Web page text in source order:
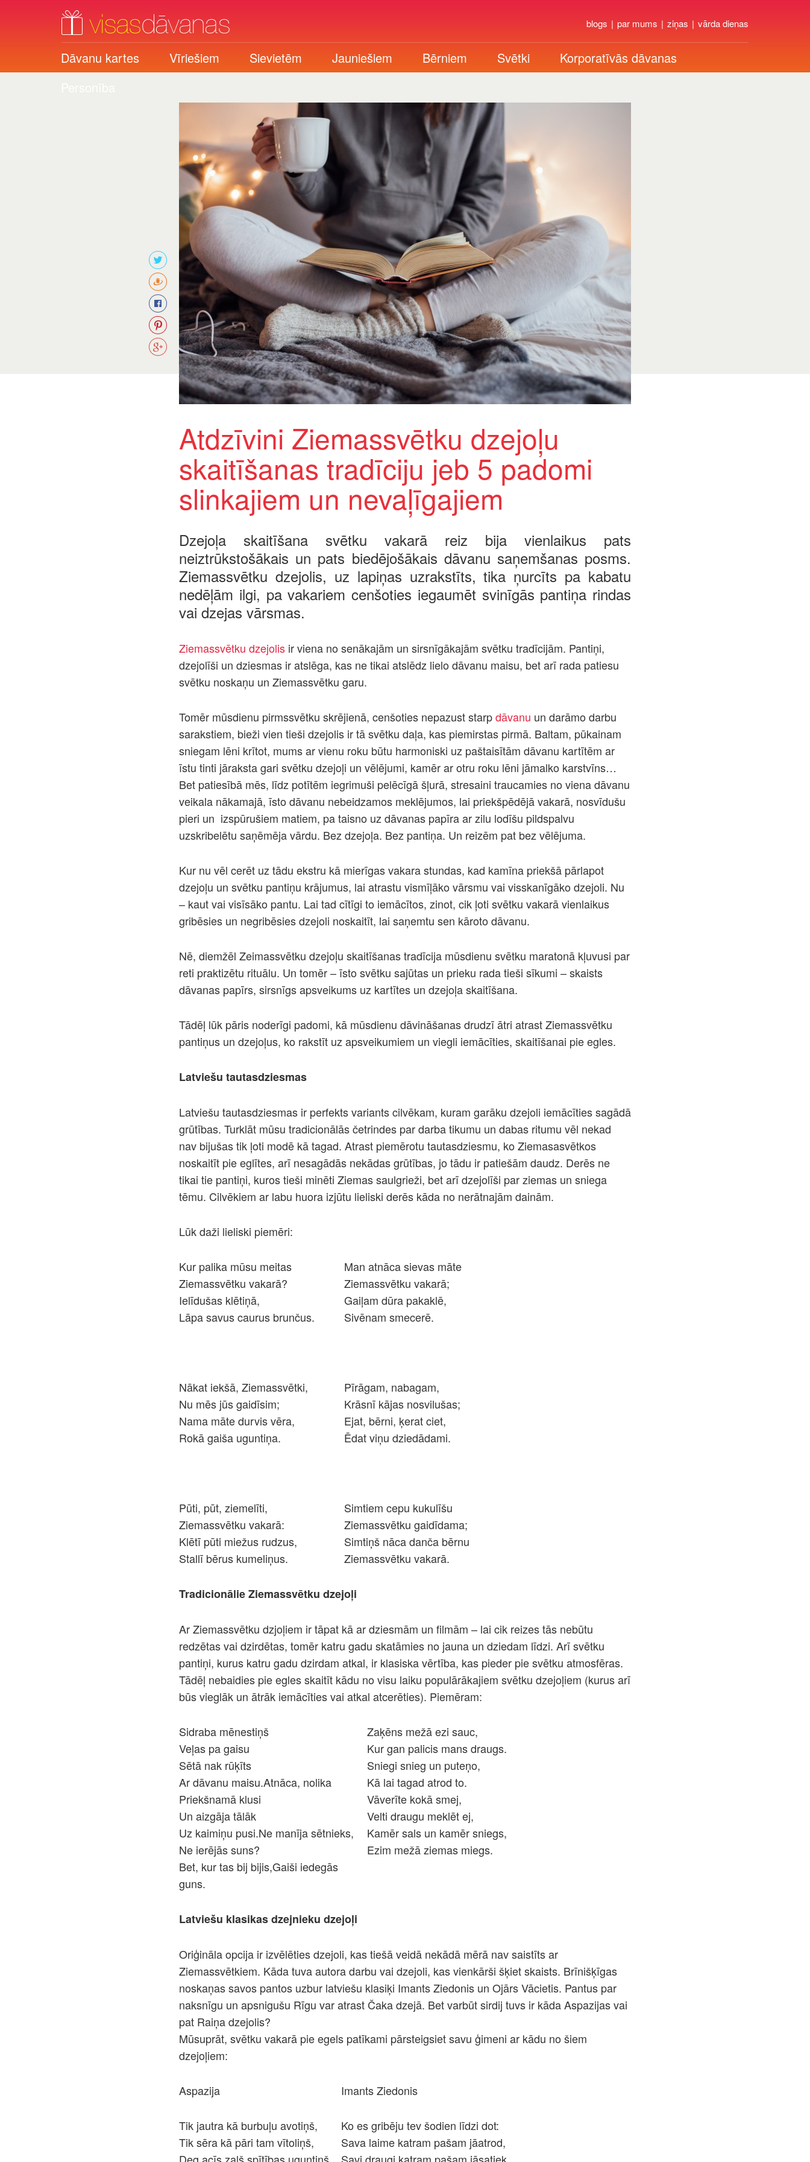
blogs par mums ziņas vārda dienas
Dāvanu kartes Vīriešiem Sievietēm Jauniešiem Bērniem Svētki
Korporatīvās dāvanas
Atdzīvini Ziemassvētku dzejoļu
skaitīšanas tradīciju jeb 5 padomi
slinkajiem un nevaļīgajiem
Dzejoļa skaitīšana svētku vakarā reiz bija vienlaikus pats
neiztrūkstošākais un pats biedējošākais dāvanu saņemšanas posms.
Ziemassvētku dzejolis, uz lapiņas uzrakstīts, tika ņurcīts pa kabatu
nedēļām ilgi, pa vakariem cenšoties iegaumēt svinīgās pantiņa rindas
vai dzejas vārsmas.
Ziemassvētku dzejolis ir viena no senākajām un sirsnīgākajām svētku tradīcijām. Pantiņi,
dzejolīši un dziesmas ir atslēga, kas ne tikai atslēdz lielo dāvanu maisu, bet arī rada patiesu
svētku noskaņu un Ziemassvētku garu.
Tomēr mūsdienu pirmssvētku skrējienā, cenšoties nepazust starpdāvanu un darāmo darbu
sarakstiem, bieži vien tieši dzejolis ir tā svētku daļa, kas piemirstas pirmā. Baltam, pūkainam
sniegam lēni krītot, mums ar vienu roku būtu harmoniski uz paštaisītām dāvanu kartītēm ar
īstu tinti jāraksta gari svētku dzejoļi un vēlējumi, kamēr ar otru roku lēni jāmalko karstvīns…
Bet patiesībā mēs, līdz potītēm iegrimuši pelēcīgā šļurā, stresaini traucamies no viena dāvanu
veikala nākamajā, īsto dāvanu nebeidzamos meklējumos, lai priekšpēdējā vakarā, nosvīdušu
pieri un izspūrušiem matiem, pa taisno uz dāvanas papīra ar zilu lodīšu pildspalvu
uzskribelētu saņēmēja vārdu. Bez dzejoļa. Bez pantiņa. Un reizēm pat bez vēlējuma.
Kur nu vēl cerēt uz tādu ekstru kā mierīgas vakara stundas, kad kamīna priekšā pārlapot
dzejoļu un svētku pantiņu krājumus, lai atrastu vismīļāko vārsmu vai visskanīgāko dzejoli. Nu
– kaut vai visīsāko pantu. Lai tad cītīgi to iemācītos, zinot, cik ļoti svētku vakarā vienlaikus
gribēsies un negribēsies dzejoli noskaitīt, lai saņemtu sen kāroto dāvanu.
Nē, diemžēl Zeimassvētku dzejoļu skaitīšanas tradīcija mūsdienu svētku maratonā kļuvusi par
reti praktizētu rituālu. Un tomēr – īsto svētku sajūtas un prieku rada tieši sīkumi – skaists
dāvanas papīrs, sirsnīgs apsveikums uz kartītes un dzejoļa skaitīšana.
Tādēļ lūk pāris noderīgi padomi, kā mūsdienu dāvināšanas drudzī ātri atrast Ziemassvētku
pantiņus un dzejoļus, ko rakstīt uz apsveikumiem un viegli iemācīties, skaitīšanai pie egles.
Latviešu tautasdziesmas
Latviešu tautasdziesmas ir perfekts variants cilvēkam, kuram garāku dzejoli iemācīties sagādā
grūtības. Turklāt mūsu tradicionālās četrindes par darba tikumu un dabas ritumu vēl nekad
nav bijušas tik ļoti modē kā tagad. Atrast piemērotu tautasdziesmu, ko Ziemasasvētkos
noskaitīt pie eglītes, arī nesagādās nekādas grūtības, jo tādu ir patiešām daudz. Derēs ne
tikai tie pantiņi, kuros tieši minēti Ziemas saulgrieži, bet arī dzejolīši par ziemas un sniega
tēmu. Cilvēkiem ar labu huora izjūtu lieliski derēs kāda no nerātnajām dainām.
Lūk daži lieliski piemēri:
Kur palika mūsu meitas
Ziemassvētku vakarā?
Ielīdušas klētiņā,
Lāpa savus caurus brunčus.
Man atnāca sievas māte
Ziemassvētku vakarā;
Gaiļam dūra pakaklē,
Sivēnam smecerē.
Nākat iekšā, Ziemassvētki,
Nu mēs jūs gaidīsim;
Nama māte durvis vēra,
Rokā gaiša uguntiņa.
Pīrāgam, nabagam,
Krāsnī kājas nosvilušas;
Ejat, bērni, ķerat ciet,
Ēdat viņu dziedādami.
Pūti, pūt, ziemelīti,
Ziemassvētku vakarā:
Klētī pūti miežus rudzus,
Stallī bērus kumeliņus.
Simtiem cepu kukulīšu
Ziemassvētku gaidīdama;
Simtiņš nāca danča bērnu
Ziemassvētku vakarā.
Tradicionālie Ziemassvētku dzejoļi
Ar Ziemassvētku dzjoļiem ir tāpat kā ar dziesmām un filmām – lai cik reizes tās nebūtu
redzētas vai dzirdētas, tomēr katru gadu skatāmies no jauna un dziedam līdzi. Arī svētku
pantiņi, kurus katru gadu dzirdam atkal, ir klasiska vērtība, kas pieder pie svētku atmosfēras.
Tādēļ nebaidies pie egles skaitīt kādu no visu laiku populārākajiem svētku dzejoļiem (kurus arī
būs vieglāk un ātrāk iemācīties vai atkal atcerēties). Piemēram:
Sidraba mēnestiņš
Veļas pa gaisu
Sētā nak rūķīts
Ar dāvanu maisu.Atnāca, nolika
Priekšnamā klusi
Un aizgāja tālāk
Uz kaimiņu pusi.Ne manīja sētnieks,
Ne ierējās suns?
Bet, kur tas bij bijis,Gaiši iedegās
guns.
Zaķēns mežā ezi sauc,
Kur gan palicis mans draugs.
Sniegi snieg un puteņo,
Kā lai tagad atrod to.
Vāverīte kokā smej,
Velti draugu meklēt ej,
Kamēr sals un kamēr sniegs,
Ezim mežā ziemas miegs.
Latviešu klasikas dzejnieku dzejoļi
Oriģināla opcija ir izvēlēties dzejoli, kas tiešā veidā nekādā mērā nav saistīts ar
Ziemassvētkiem. Kāda tuva autora darbu vai dzejoli, kas vienkārši šķiet skaists. Brīnišķīgas
noskaņas savos pantos uzbur latviešu klasiķi Imants Ziedonis un Ojārs Vācietis. Pantus par
naksnīgu un apsnigušu Rīgu var atrast Čaka dzejā. Bet varbūt sirdij tuvs ir kāda Aspazijas vai
pat Raiņa dzejolis?
Mūsuprāt, svētku vakarā pie egels patīkami pārsteigsiet savu ģimeni ar kādu no šiem
dzejoļiem:
Aspazija
Tik jautra kā burbuļu avotiņš,
Tik sēra kā pāri tam vītoliņš,
Imants Ziedonis
Ko es gribēju tev šodien līdzi dot:
Sava laime katram pašam jāatrod,